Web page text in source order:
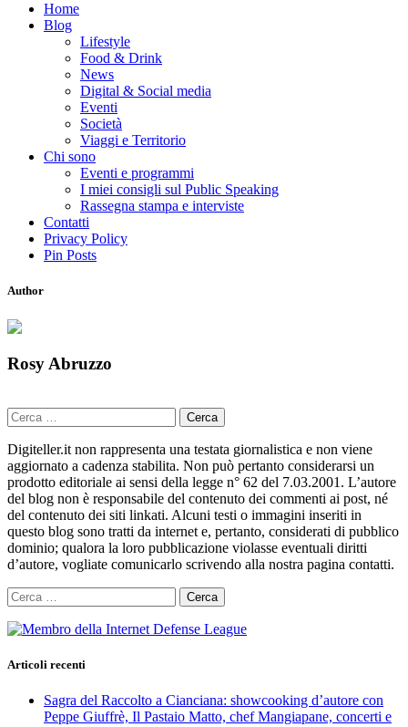
Home
Blog
Lifestyle
Food & Drink
News
Digital & Social media
Eventi
Società
Viaggi e Territorio
Chi sono
Eventi e programmi
I miei consigli sul Public Speaking
Rassegna stampa e interviste
Contatti
Privacy Policy
Pin Posts
Author
Rosy Abruzzo
Ricerca
per:
Digiteller.it non rappresenta una testata giornalistica e non viene
aggiornato a cadenza stabilita. Non può pertanto considerarsi un
prodotto editoriale ai sensi della legge n° 62 del 7.03.2001. L’autore
del blog non è responsabile del contenuto dei commenti ai post, né
del contenuto dei siti linkati. Alcuni testi o immagini inseriti in
questo blog sono tratti da internet e, pertanto, considerati di pubblico
dominio; qualora la loro pubblicazione violasse eventuali diritti
d’autore, vogliate comunicarlo scrivendo alla nostra pagina contatti.
Ricerca
per:
Articoli recenti
Sagra del Raccolto a Cianciana: showcooking d’autore con
Peppe Giuffrè, Il Pastaio Matto, chef Mangiapane, concerti e